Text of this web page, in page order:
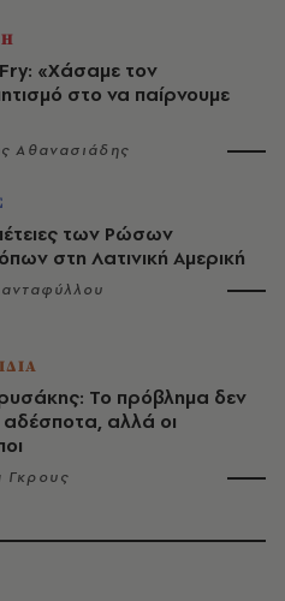
«Χάσαμε τον
στο να παίρνουμε
Αθανασιάδης
των Ρώσων
στη Λατινική Αμερική
Το πρόβλημα δεν
αδέσποτα, αλλά οι
Γκρους